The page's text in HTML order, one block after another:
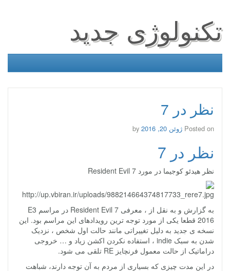
تکنولوژی جدید
نظر در 7
Posted on ژوئن 20, 2016
نظر در 7
نظر هیدئو کوجیما در مورد Resident Evil 7
به گزارش و به نقل از ، معرفی Resident Evil 7 در مراسم E3
2016 قطعا یکی از مورد توجه ترین رویدادهای این مراسم بود. این
نسخه ی جدید به دلیل تغییراتی مانند حالت اول شخص ، نزدیک
شدن به سبک indie ، استفاده نکردن اکشن زیاد و … خروجی
دراماتیک از حالت معمول فرنچایز RE تلقی می شود.
در این مدت چیزی که بسیاری از مردم به آن توجه دارند، شباهت